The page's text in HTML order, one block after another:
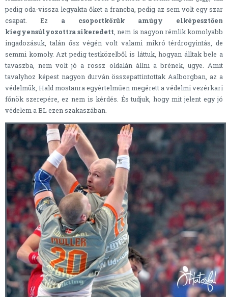
pedig oda-vissza legyakta őket a francba, pedig az sem volt egy szar
csapat. Ez a csoportkörük amúgy elképesztően
kiegyensúlyozottra sikeredett , nem is nagyon rémlik komolyabb
ingadozásuk, talán ősz végén volt valami mikró térdrogyintás, de
semmi komoly. Azt pedig testközelből is láttuk, hogyan álltak bele a
tavaszba, nem volt jó a rossz oldalán állni a brének, ugye. Amit
tavalyhoz képest nagyon durván összepattintottak Aalborgban, az a
védelmük, Hald mostanra egyértelműen megérett a védelmi vezérkari
főnök szerepére, ez nem is kérdés. És tudjuk, hogy mit jelent egy jó
védelem a BL ezen szakaszában.